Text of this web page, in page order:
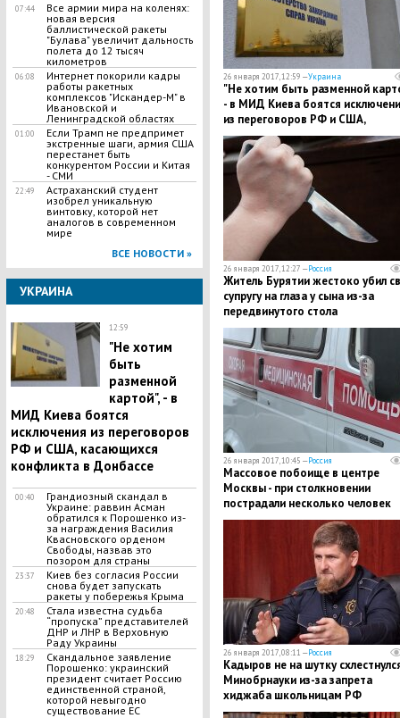
07:44
Все армии мира на коленях:
новая версия
баллистической ракеты
"Булава" увеличит дальность
полета до 12 тысяч
километров
06:08
Интернет покорили кадры
работы ракетных
комплексов "Искандер-М" в
Ивановской и
Ленинградской областях
01:00
Если Трамп не предпримет
экстренные шаги, армия США
перестанет быть
конкурентом России и Китая
- СМИ
22:49
Астраханский студент
изобрел уникальную
винтовку, которой нет
аналогов в современном
мире
ВСЕ НОВОСТИ »
УКРАИНА
12:59
"Не хотим
быть
разменной
картой", - в
МИД Киева боятся
исключения из переговоров
РФ и США, касающихся
конфликта в Донбассе
00:40
​Грандиозный скандал в
Украине: раввин Асман
обратился к Порошенко из-
за награждения Василия
Квасновского орденом
Свободы, назвав это
позором для страны
23:37
Киев без согласия России
снова будет запускать
ракеты у побережья Крыма
20:48
Стала известна судьба
“пропуска” представителей
ДНР и ЛНР в Верховную
Раду Украины
18:29
Скандальное заявление
Порошенко: украинский
президент считает Россию
единственной страной,
которой невыгодно
существование ЕС
26 января 2017, 12:59 —Украина
"Не хотим быть разменной
- в МИД Киева боятся
из переговоров РФ и США,
касающихся конфликта в
26 января 2017, 12:27 —Россия
Житель Бурятии жестоко убил
супругу на глаза у сына из-за
передвинутого стола
26 января 2017, 10:45 —Россия
Массовое побоище в центре
Москвы - при столкновении
пострадали несколько человек
26 января 2017, 08:11 —Россия
Кадыров не на шутку
Минобрнауки из-за запрета
хиджаба школьницам РФ